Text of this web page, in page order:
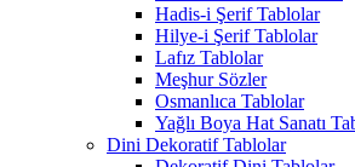
Hadis-i Şerif Tablolar
Hilye-i Şerif Tablolar
Lafız Tablolar
Meşhur Sözler
Osmanlıca Tablolar
Yağlı Boya Hat Sanatı
Dini Dekoratif Tablolar